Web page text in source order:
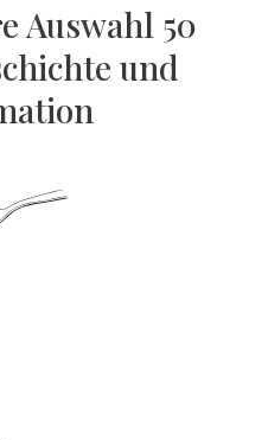
Auswahl 50
und